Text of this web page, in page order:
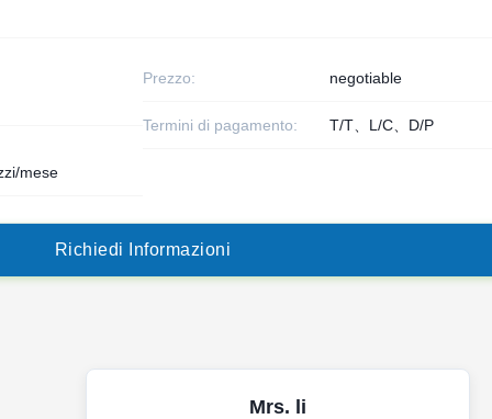
Prezzo: negotiable
Termini di pagamento: T/T、L/C、D/P
mese
Richiedi nformazioni
Mrs. li